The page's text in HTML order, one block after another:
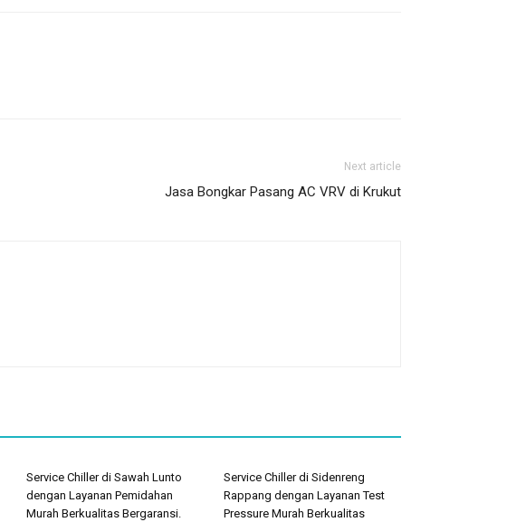
Next article
Jasa Bongkar Pasang AC VRV di Krukut
Service Chiller di Sawah Lunto
dengan Layanan Pemidahan
Murah Berkualitas Bergaransi.
Service Chiller di Sidenreng
Rappang dengan Layanan Test
Pressure Murah Berkualitas